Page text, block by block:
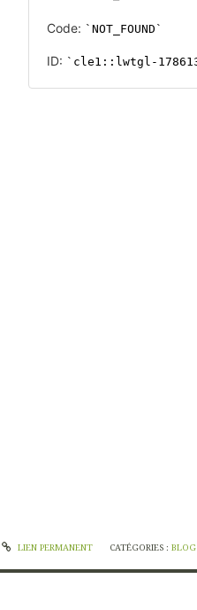
LIEN PERMANENT CATÉGORIES : BLOG